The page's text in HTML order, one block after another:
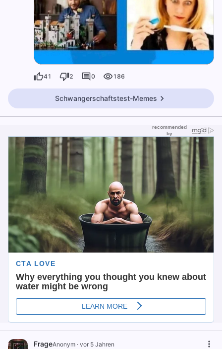
41 2 0 186
Schwangerschaftstest-Memes
FrageAnonym · vor 5 Jahren